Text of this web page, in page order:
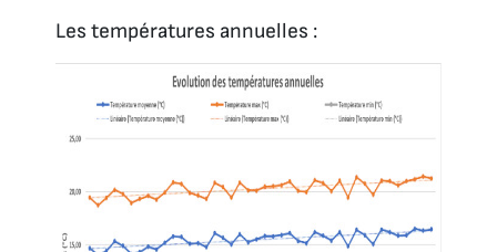
Les températures annuelles :